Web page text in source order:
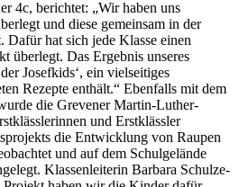
4c, berichtet: „Wir haben uns
und diese gemeinsam in der
Dafür hat sich jede Klasse einen
überlegt. Das Ergebnis unseres
Josefkids‘, ein vielseitiges
Rezepte enthält.“ Ebenfalls mit dem
die Grevener Martin-Luther-
und Erstklässler
die Entwicklung von Raupen
und auf dem Schulgelände
Klassenleiterin Barbara Schulze-